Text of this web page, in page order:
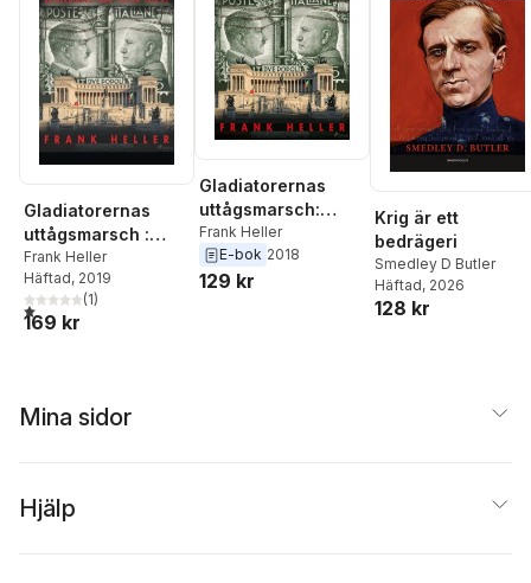
Gladiatorernas
uttågsmarsch :
anteckningar från
Italien 1939-43
Frank Heller
Häftad, 2019
1,0utav 5 stjärnor. Totalt antal röster:
(1)
169 kr
Gladiatorernas
uttågsmarsch:
anteckningar från
Italien 1939-43.
Frank Heller
E-bok 2018
129 kr
Krig är ett
bedrägeri
Smedley D Butler
Häftad, 2026
128 kr
Mina sidor
Hjälp